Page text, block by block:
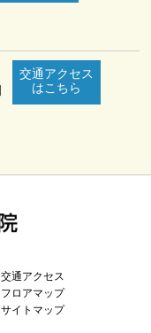
交通アクセス
はこちら
交通アクセス
フロアマップ
サイトマップ